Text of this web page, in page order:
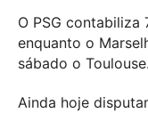
O PSG
enquanto o
sábado o Toulouse.
Ainda hoje